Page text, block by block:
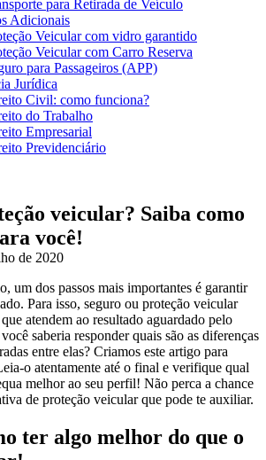
para Retirada de Veículo
Adicionais
Veicular com vidro garantido
Veicular com Carro Reserva
para Passageiros (APP)
Jurídica
Civil: como funciona?
do Trabalho
Empresarial
Previdenciário
veicular? Saiba como
você!
de 2020
um dos passos mais importantes é garantir
Para isso, seguro ou proteção veicular
atendem ao resultado aguardado pelo
saberia responder quais são as diferenças
entre elas? Criamos este artigo para
o atentamente até o final e verifique qual
melhor ao seu perfil! Não perca a chance
de proteção veicular que pode te auxiliar.
ter algo melhor do que o